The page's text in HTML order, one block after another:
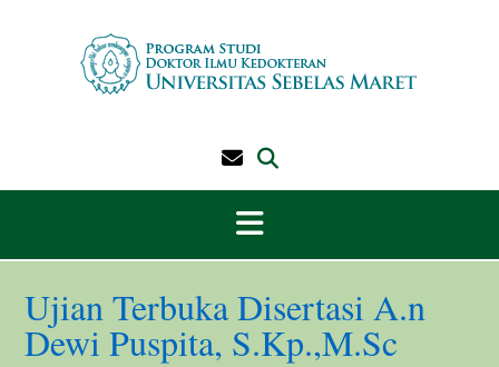
Ujian Terbuka Disertasi A.n
Dewi Puspita, S.Kp.,M.Sc